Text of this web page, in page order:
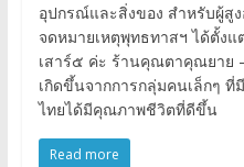
อุปกรณ์และสิ่งของ สำหรับผู้สู
จดหมายเหตุพุทธทาสฯ ได้ตั้ง
เสาร์๕ ค่ะ ร้านคุณตาคุณยาย
เกิดขึ้นจากการกลุ่มคนเล็กๆ ที่
ไทยได้มีคุณภาพชีวิตที่ดีขึ้น
Read more